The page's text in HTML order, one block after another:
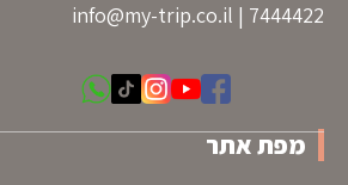
7444422 |
info@my-trip.co.il
מפת אתר